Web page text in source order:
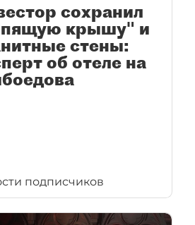
сохранил
крышу" и
стены:
об отеле на
подписчиков